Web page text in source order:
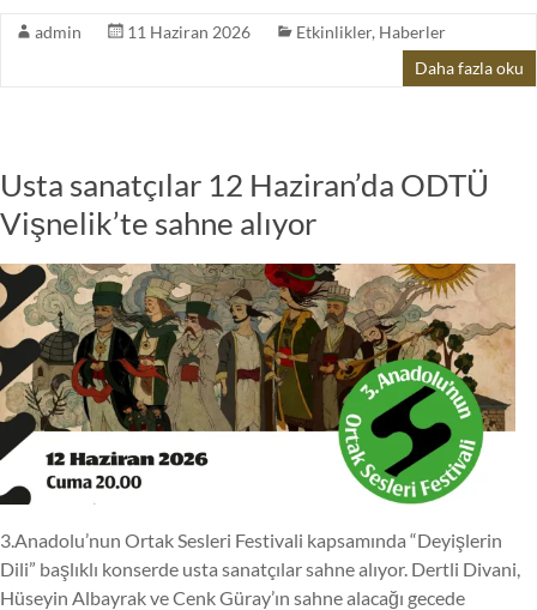
admin 11 Haziran 2026 Etkinlikler, Haberler
Daha fazla oku
Usta sanatçılar 12 Haziran’da ODTÜ
Vişnelik’te sahne alıyor
3.Anadolu’nun Ortak Sesleri Festivali kapsamında “Deyişlerin
Dili” başlıklı konserde usta sanatçılar sahne alıyor. Dertli Divani,
Hüseyin Albayrak ve Cenk Güray’ın sahne alacağı gecede